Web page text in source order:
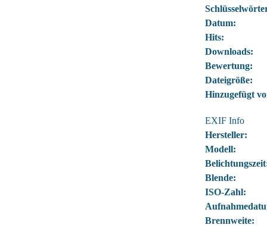
Datum:
Hits:
Downloads:
Bewertung:
Dateigröße:
Hinzugefügt
EXIF Info
Hersteller:
Modell:
Blende:
ISO-Zahl:
Brennweite: